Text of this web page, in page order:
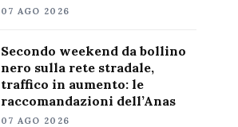
07 AGO 2026
Secondo weekend da bollino
nero sulla rete stradale,
traffico in aumento: le
raccomandazioni dell’Anas
07 AGO 2026